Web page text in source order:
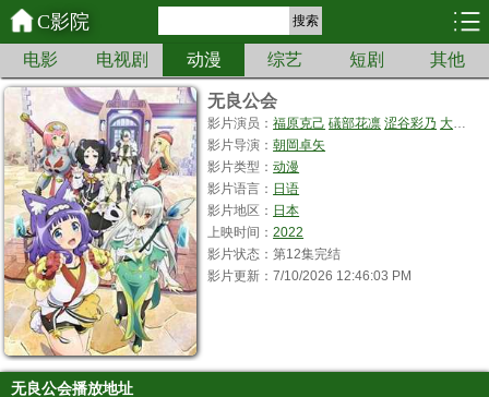
C影院 搜索
电影 电视剧 动漫 综艺 短剧 其他
无良公会
影片演员：福原克己 礒部花凛 涩谷彩乃 大地叶
影片导演：朝岡卓矢
影片类型：动漫
影片语言： 日语
影片地区： 日本
上映时间：2022
影片状态：第12集完结
影片更新：7/10/2026 12:46:03 PM
无良公会播放地址